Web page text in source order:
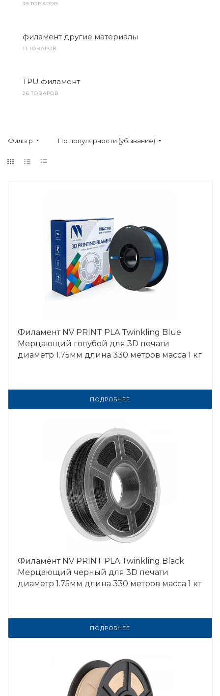
39 ТОВАРОВ
филамент другие материалы
11 ТОВАРОВ
TPU филамент
26 ТОВАРОВ
Фильтр По популярности (убывание)
Филамент NV PRINT PLA Twinkling Blue
Мерцающий голубой для 3D печати
диаметр 1.75мм длина 330 метров масса 1 кг
ПОДРОБНЕЕ
Филамент NV PRINT PLA Twinkling Black
Мерцающий черный для 3D печати
диаметр 1.75мм длина 330 метров масса 1 кг
ПОДРОБНЕЕ